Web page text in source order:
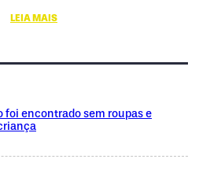
LEIA MAIS
foi encontrado sem roupas e